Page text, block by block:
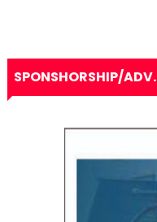
SPONSHORSHIP/ADV.